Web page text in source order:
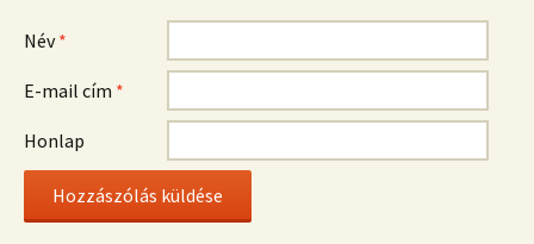
Név*
E-mail cím *
Honlap